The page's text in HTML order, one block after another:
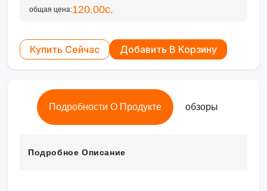
общая цена:120.00с.
Купить Сейчас Добавить В Корзину
Подробности О Продукте обзоры
Подробное Описание